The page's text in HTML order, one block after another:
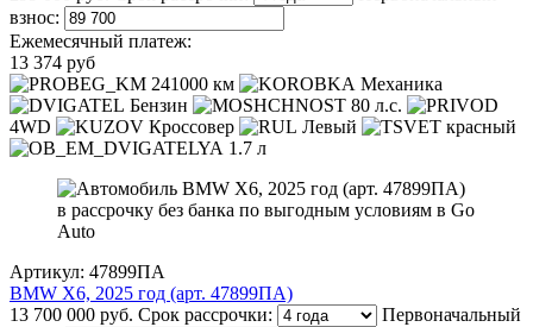
взнос:
Ежемесячный платеж:
13 374 руб
241000 км
Механика
Бензин
80 л.с.
4WD
Кроссовер Левый
красный
1.7 л
Артикул: 47899ПА
BMW X6, 2025 год (арт. 47899ПА)
13 700 000 руб. Срок рассрочки:
Первоначальный